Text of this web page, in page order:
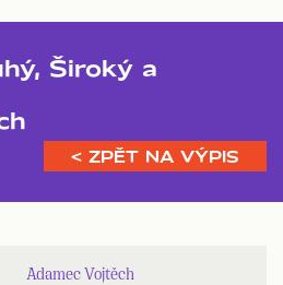
Široký a
< ZPĚT NA VÝPIS
Adamec Vojtěch